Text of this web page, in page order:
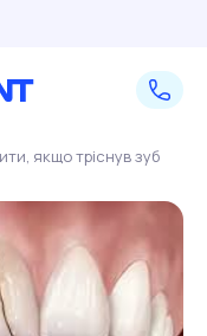
якщо тріснув зуб